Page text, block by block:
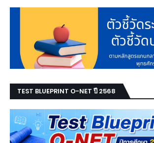
TEST BLUEPRINT O-NET ปี 2568